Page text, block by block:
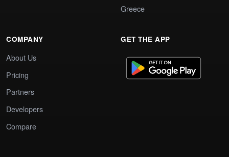
Greece
COMPANY
About Us
Pricing
Partners
Developers
Compare
GET THE APP